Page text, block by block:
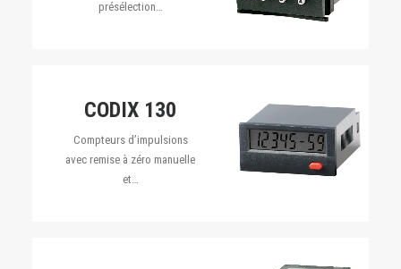
présélection…
CODIX 130
Compteurs d’impulsions
avec remise à zéro manuelle
et…